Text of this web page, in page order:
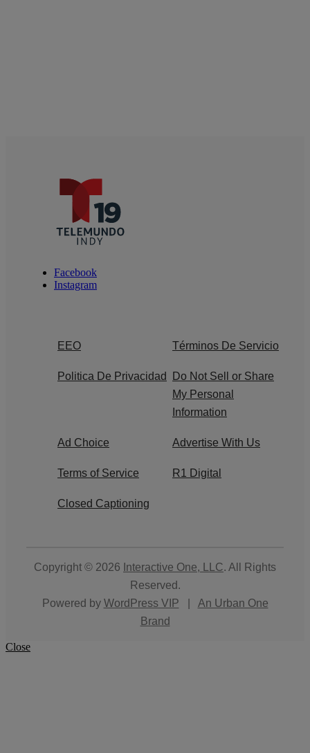
Facebook
Instagram
EEO Términos De Servicio
Politica De Privacidad
Do Not Sell or Share
My Personal
Information
Ad Choice Advertise With Us
Terms of Service R1 Digital
Closed Captioning
Copyright © 2026 Interactive One, LLC. All Rights
Reserved.
Powered by WordPress VIP
An Urban One
Brand
Close